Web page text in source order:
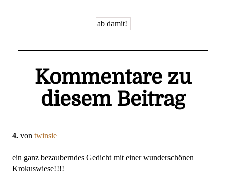
Kommentare zu
diesem Beitrag
4. von twinsie
ein ganz bezauberndes Gedicht mit einer wunderschönen
Krokuswiese!!!!